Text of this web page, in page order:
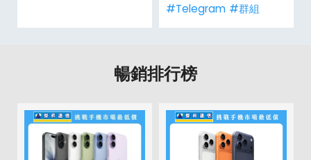
#Telegram #群組
暢銷排行榜